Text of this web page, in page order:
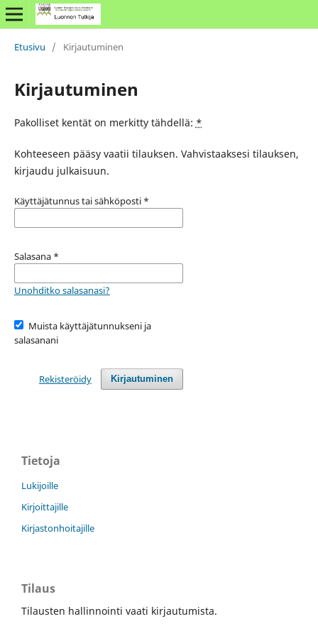
Etusivu / Kirjautuminen
Kirjautuminen
Pakolliset kentät on merkitty tähdellä: *
Kohteeseen pääsy vaatii tilauksen. Vahvistaaksesi tilauksen,
kirjaudu julkaisuun.
Käyttäjätunnus tai sähköposti *
Salasana *
Unohditko salasanasi?
Muista käyttäjätunnukseni ja
salasanani
Kirjautuminen
Rekisteröidy
Tietoja
Lukijoille
Kirjoittajille
Kirjastonhoitajille
Tilaus
Tilausten hallinnointi vaati kirjautumista.